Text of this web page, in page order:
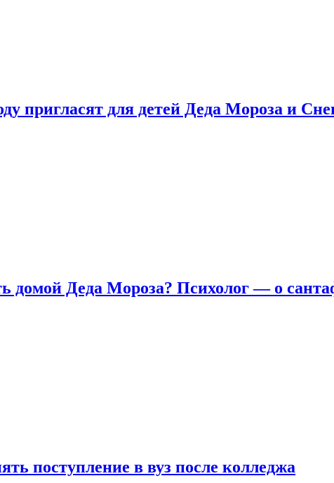
пригласят для детей Деда Мороза и
домой Деда Мороза? Психолог — о
поступление в вуз после колледжа